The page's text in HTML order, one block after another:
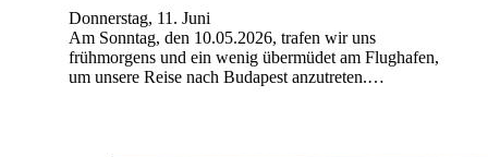
Donnerstag, 11. Juni
Am Sonntag, den 10.05.2026, trafen wir uns
frühmorgens und ein wenig übermüdet am Flughafen,
um unsere Reise nach Budapest anzutreten.…